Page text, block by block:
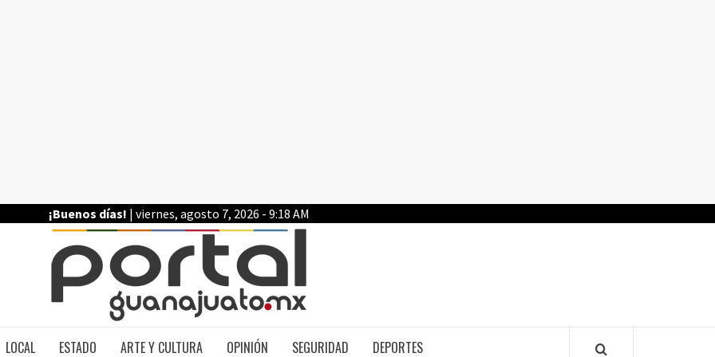
¡Buenos días! | viernes, agosto 7, 2026 - 9:18 AM
LOCAL ESTADO ARTE Y CULTURA OPINIÓN SEGURIDAD DEPORTES